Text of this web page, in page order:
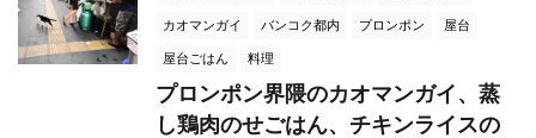
カオマンガイ バンコク都内 プロンポン 屋台
屋台ごはん 料理
プロンポン界隈のカオマンガイ、蒸
し鶏肉のせごはん、チキンライスの